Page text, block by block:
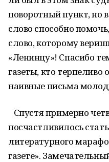
поворотный пункт, но
слово способно
слово, которому
«Ленинцу»! Спасибо
газеты, кто терпеливо
наивные письма
Спустя примерно
посчастливилось
литературного
газете».